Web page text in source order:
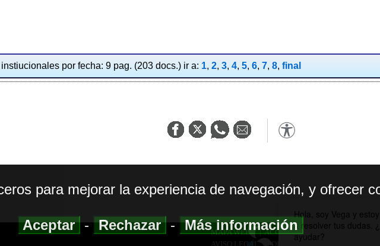
por fecha: 9 pag. (203 docs.) ir a: 1, 2, 3, 4, 5, 6, 7, 8, final
MAPA WEB|ACCESIBILIDAD
AVISO LEGAL| POLITICA DE PRIVACIDAD
para mejorar la experiencia de navegación, y ofrecer
Aceptar-Rechazar-Más información